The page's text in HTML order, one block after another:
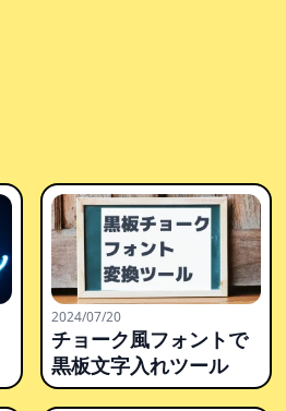
2024/07/20
チョーク風フォントで
黒板文字入れツール